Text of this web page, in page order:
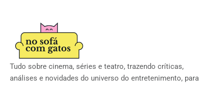
Tudo sobre cinema, séries e teatro, trazendo críticas,
análises e novidades do universo do entretenimento, para